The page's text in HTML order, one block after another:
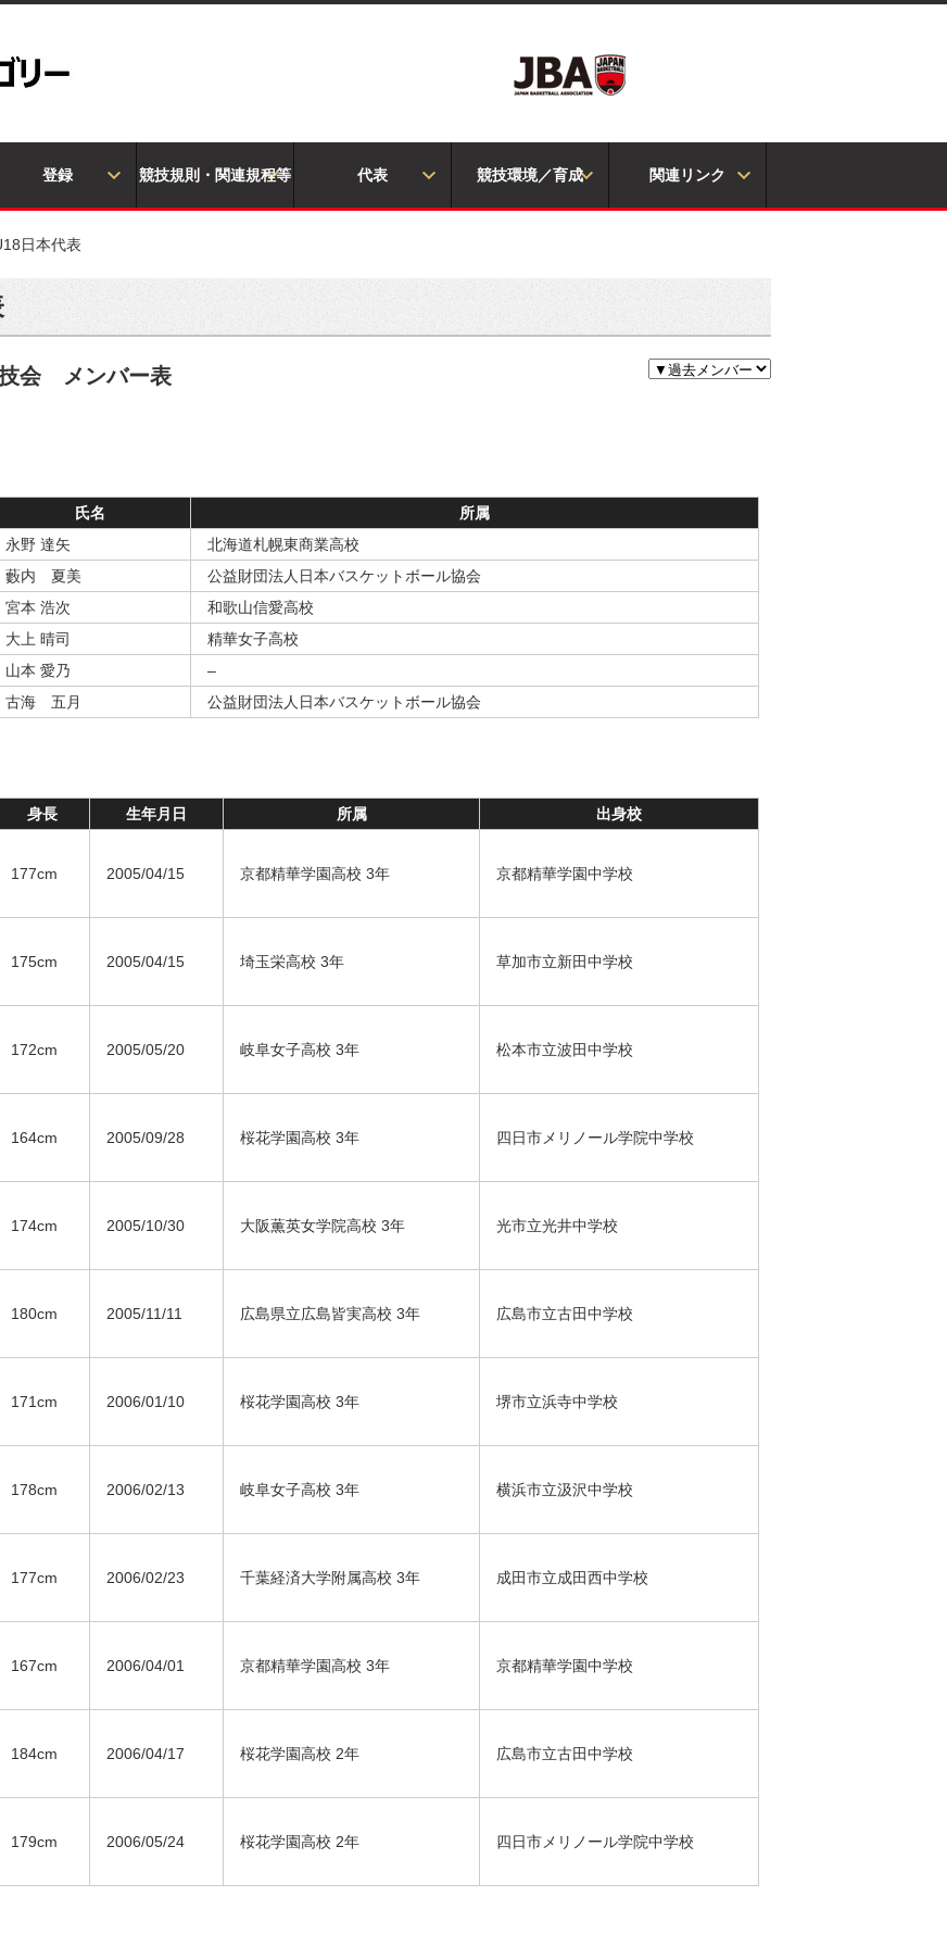
登録 競技規則・関連規程等 代表 競技環境／育成 関連リンク
日本代表
技会 メンバー表
氏名
所属
永野 達矢
北海道札幌東商業高校
藪内 夏美
公益財団法人日本バスケットボール協会
宮本 浩次
和歌山信愛高校
大上 晴司
精華女子高校
山本 愛乃
–
古海 五月 公益財団法人日本バスケットボール協会
身長 生年月日 所属 出身校
177cm 2005/04/15 京都精華学園高校 3年 京都精華学園中学校
175cm 2005/04/15 埼玉栄高校 3年 草加市立新田中学校
172cm 2005/05/20 岐阜女子高校 3年 松本市立波田中学校
164cm 2005/09/28 桜花学園高校 3年 四日市メリノール学院中学校
174cm 2005/10/30 大阪薫英女学院高校 3年 光市立光井中学校
180cm 2005/11/11 広島県立広島皆実高校 3年 広島市立古田中学校
171cm 2006/01/10 桜花学園高校 3年 堺市立浜寺中学校
178cm 2006/02/13 岐阜女子高校 3年 横浜市立汲沢中学校
177cm 2006/02/23 千葉経済大学附属高校 3年 成田市立成田西中学校
167cm 2006/04/01 京都精華学園高校 3年 京都精華学園中学校
184cm 2006/04/17 桜花学園高校 2年 広島市立古田中学校
179cm 2006/05/24 桜花学園高校 2年 四日市メリノール学院中学校